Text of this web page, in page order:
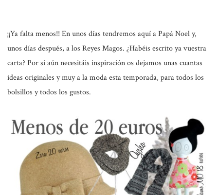
¡¡Ya falta menos!! En unos días tendremos aquí a Papá Noel y,
unos días después, a los Reyes Magos. ¿Habéis escrito ya vuestra
carta? Por si aún necesitáis inspiración os dejamos unas cuantas
ideas originales y muy a la moda esta temporada, para todos los
bolsillos y todos los gustos.